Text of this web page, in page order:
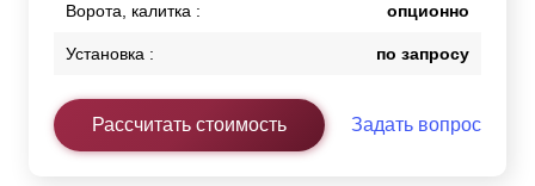
Ворота, калитка : опционно
Установка : по запросу
Рассчитать стоимость Задать вопрос